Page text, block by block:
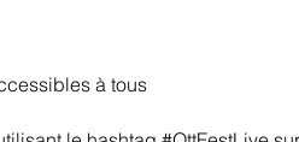
à tous